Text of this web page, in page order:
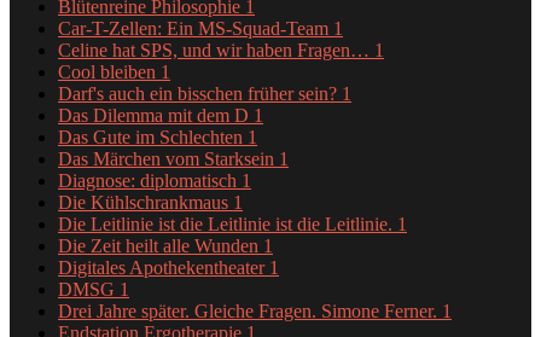
Blütenreine Philosophie 1
Car-T-Zellen: Ein MS-Squad-Team 1
Celine hat SPS, und wir haben Fragen… 1
Cool bleiben 1
Darf's auch ein bisschen früher sein? 1
Das Dilemma mit dem D 1
Das Gute im Schlechten 1
Das Märchen vom Starksein 1
Diagnose: diplomatisch 1
Die Kühlschrankmaus 1
Die Leitlinie ist die Leitlinie ist die Leitlinie. 1
Die Zeit heilt alle Wunden 1
Digitales Apothekentheater 1
DMSG 1
Drei Jahre später. Gleiche Fragen. Simone Ferner. 1